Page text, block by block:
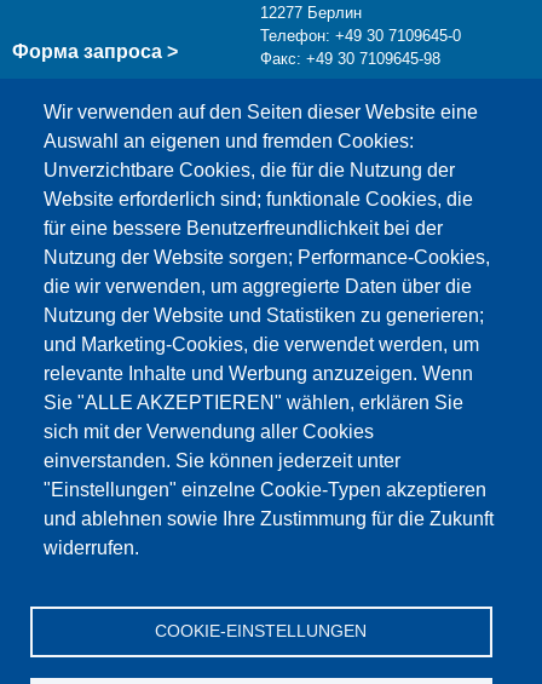
Wir verwenden auf den Seiten dieser Website eine
Auswahl an eigenen und fremden Cookies:
Unverzichtbare Cookies, die für die Nutzung der
Website erforderlich sind; funktionale Cookies, die
für eine bessere Benutzerfreundlichkeit bei der
Nutzung der Website sorgen; Performance-Cookies,
die wir verwenden, um aggregierte Daten über die
Nutzung der Website und Statistiken zu generieren;
und Marketing-Cookies, die verwendet werden, um
relevante Inhalte und Werbung anzuzeigen. Wenn
Sie "ALLE AKZEPTIEREN" wählen, erklären Sie
sich mit der Verwendung aller Cookies
einverstanden. Sie können jederzeit unter
"Einstellungen" einzelne Cookie-Typen akzeptieren
und ablehnen sowie Ihre Zustimmung für die Zukunft
widerrufen.
COOKIE-EINSTELLUNGEN
Форма запроса >
12277 Берлин
Телефон: +49 30 7109645-0
Факс: +49 30 7109645-98
info@testing.de
Этот материал заблокирован, потому что
файлы cookie Google Maps не были приняты.
НЕОБХОДИМО ПРИНЯТЬ ТОЛЬКО
ФАЙЛЫ COOKIE GOOGLE MAPS.
Alle Cookies akzeptieren